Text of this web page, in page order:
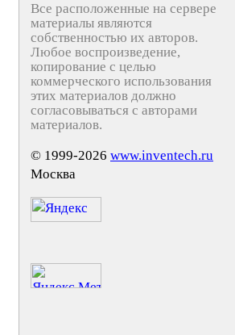
Все расположенные на сервере
материалы являются
собственностью их авторов.
Любое воспроизведение,
копирование с целью
коммерческого использования
этих материалов должно
согласовываться с авторами
материалов.
© 1999-2026 www.inventech.ru
Москва